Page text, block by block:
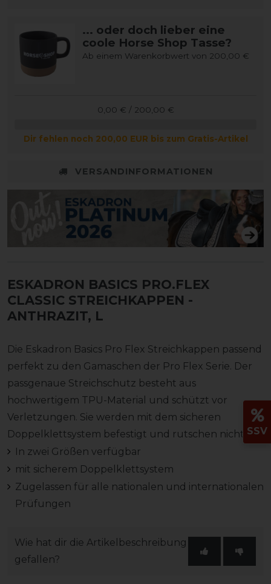
... oder doch lieber eine
coole Horse Shop Tasse?
Ab einem Warenkorbwert von 200,00 €
0,00 € / 200,00 €
Dir fehlen noch 200,00 EUR bis zum Gratis-Artikel
VERSANDINFORMATIONEN
ESKADRON BASICS PRO.FLEX
CLASSIC STREICHKAPPEN -
ANTHRAZIT, L
Die Eskadron Basics Pro Flex Streichkappen passend
perfekt zu den Gamaschen der Pro Flex Serie. Der
passgenaue Streichschutz besteht aus
hochwertigem TPU-Material und schützt vor
Verletzungen. Sie werden mit dem sicheren
Doppelklettsystem befestigt und rutschen nicht.
In zwei Größen verfügbar
mit sicherem Doppelklettsystem
Zugelassen für alle nationalen und internationalen
Prüfungen
Wie hat dir die Artikelbeschreibung
gefallen?
SSV